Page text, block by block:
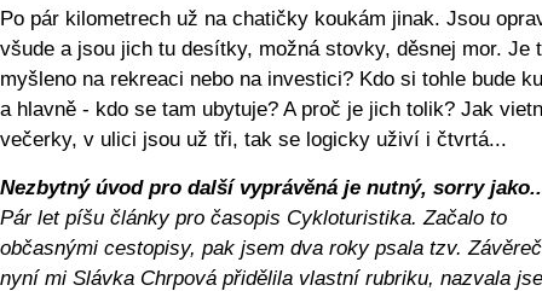
Po pár kilometrech už na chatičky koukám jinak. Jsou
všude a jsou jich tu desítky, možná stovky, děsnej mor. Je
myšleno na rekreaci nebo na investici? Kdo si tohle bude
a hlavně - kdo se tam ubytuje? A proč je jich tolik? Jak
večerky, v ulici jsou už tři, tak se logicky uživí i čtvrtá...
Nezbytný úvod pro další vyprávěná je nutný, sorry
Pár let píšu články pro časopis Cykloturistika. Začalo to
občasnými cestopisy, pak jsem dva roky psala tzv.
nyní mi Slávka Chrpová přidělila vlastní rubriku, nazvala